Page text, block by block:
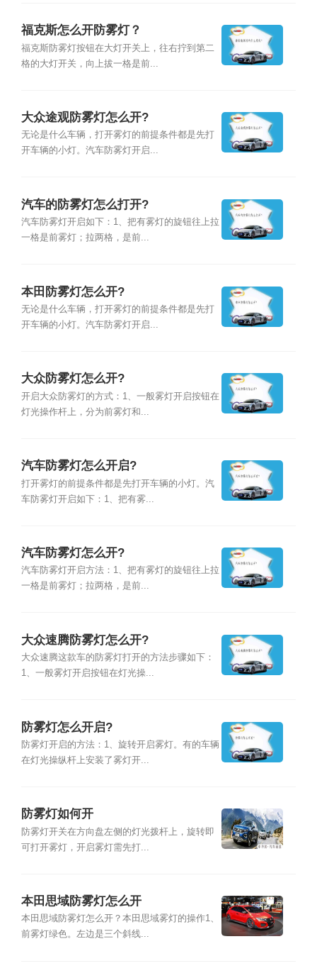
福克斯怎么开防雾灯？
福克斯防雾灯按钮在大灯开关上，往右拧到第二
格的大灯开关，向上拔一格是前...
大众途观防雾灯怎么开?
无论是什么车辆，打开雾灯的前提条件都是先打
开车辆的小灯。汽车防雾灯开启...
汽车的防雾灯怎么打开?
汽车防雾灯开启如下：1、把有雾灯的旋钮往上拉
一格是前雾灯；拉两格，是前...
本田防雾灯怎么开?
无论是什么车辆，打开雾灯的前提条件都是先打
开车辆的小灯。汽车防雾灯开启...
大众防雾灯怎么开?
开启大众防雾灯的方式：1、一般雾灯开启按钮在
灯光操作杆上，分为前雾灯和...
汽车防雾灯怎么开启?
打开雾灯的前提条件都是先打开车辆的小灯。汽
车防雾灯开启如下：1、把有雾...
汽车防雾灯怎么开?
汽车防雾灯开启方法：1、把有雾灯的旋钮往上拉
一格是前雾灯；拉两格，是前...
大众速腾防雾灯怎么开?
大众速腾这款车的防雾灯打开的方法步骤如下：
1、一般雾灯开启按钮在灯光操...
防雾灯怎么开启?
防雾灯开启的方法：1、旋转开启雾灯。有的车辆
在灯光操纵杆上安装了雾灯开...
防雾灯如何开
防雾灯开关在方向盘左侧的灯光拨杆上，旋转即
可打开雾灯，开启雾灯需先打...
本田思域防雾灯怎么开
本田思域防雾灯怎么开？本田思域雾灯的操作1、
前雾灯绿色。左边是三个斜线...